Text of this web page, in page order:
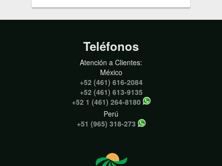
Teléfonos
Atención a Clientes:
México
+52 (461) 616-2084
+52 (461) 613-9135
+52 1 (461) 264-8180
Perú
+51 (965) 318-273